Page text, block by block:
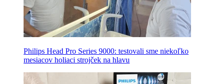
Philips Head Pro Series 9000: testovali sme niekoľko
mesiacov holiaci strojček na hlavu